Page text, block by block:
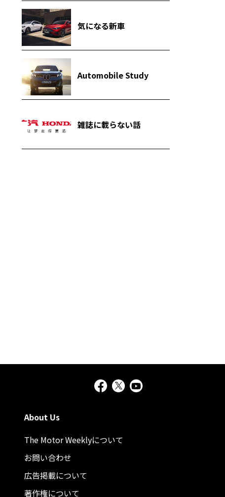
気になる新車
Automobile Study
雑誌に載らない話
About Us
The Motor Weeklyについて
お問い合わせ
広告掲載について
著作権について